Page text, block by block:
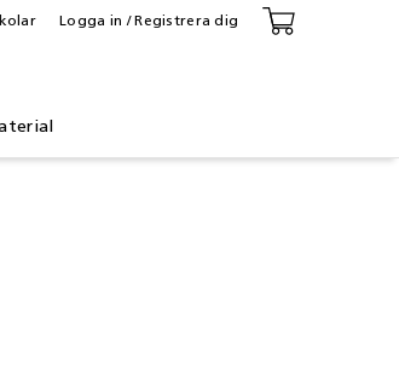
Logga in / Registrera dig